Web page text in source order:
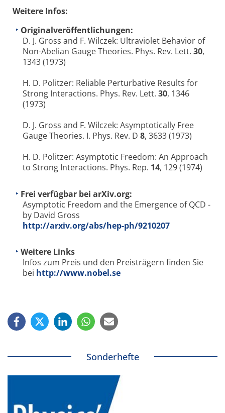
Weitere Infos:
Originalveröffentlichungen:
D. J. Gross and F. Wilczek: Ultraviolet Behavior of
Non-Abelian Gauge Theories. Phys. Rev. Lett. 30,
1343 (1973)
H. D. Politzer: Reliable Perturbative Results for
Strong Interactions. Phys. Rev. Lett. 30, 1346
(1973)
D. J. Gross and F. Wilczek: Asymptotically Free
Gauge Theories. I. Phys. Rev. D 8, 3633 (1973)
H. D. Politzer: Asymptotic Freedom: An Approach
to Strong Interactions. Phys. Rep. 14, 129 (1974)
Frei verfügbar bei arXiv.org:
Asymptotic Freedom and the Emergence of QCD -
by David Gross
http://arxiv.org/abs/hep-ph/9210207
Weitere Links
Infos zum Preis und den Preisträgern finden Sie
bei http://www.nobel.se
Sonderhefte